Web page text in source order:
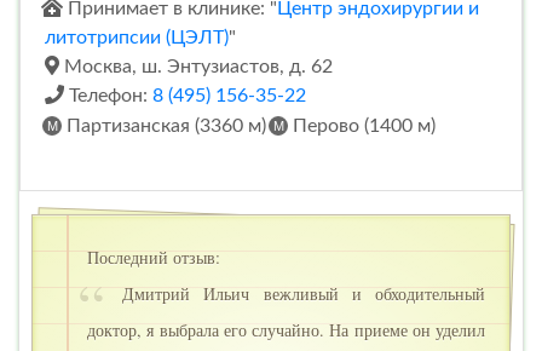
Принимает в клинике: " Центр эндохирургии и
литотрипсии (ЦЭЛТ)"
Москва, ш. Энтузиастов, д. 62
Телефон: 8 (495) 156-35-22
Партизанская (3360 м)
Перово (1400 м)
Последний отзыв:
Дмитрий Ильич вежливый и обходительный
доктор, я выбрала его случайно. На приеме он уделил